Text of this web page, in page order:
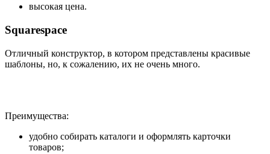
высокая цена.
Squarespace
Отличный конструктор, в котором представлены красивые
шаблоны, но, к сожалению, их не очень много.
Преимущества:
удобно собирать каталоги и оформлять карточки
товаров;